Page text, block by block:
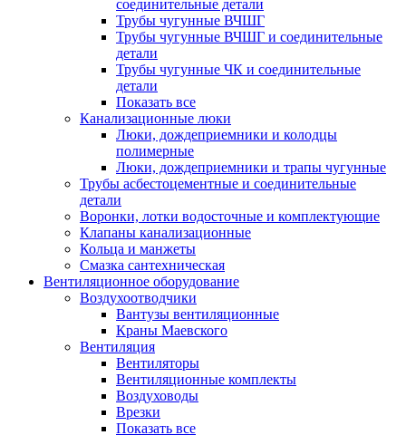
соединительные детали
Трубы чугунные ВЧШГ
Трубы чугунные ВЧШГ и соединительные
детали
Трубы чугунные ЧК и соединительные
детали
Показать все
Канализационные люки
Люки, дождеприемники и колодцы
полимерные
Люки, дождеприемники и трапы чугунные
Трубы асбестоцементные и соединительные
детали
Воронки, лотки водосточные и комплектующие
Клапаны канализационные
Кольца и манжеты
Смазка сантехническая
Вентиляционное оборудование
Воздухоотводчики
Вантузы вентиляционные
Краны Маевского
Вентиляция
Вентиляторы
Вентиляционные комплекты
Воздуховоды
Врезки
Показать все